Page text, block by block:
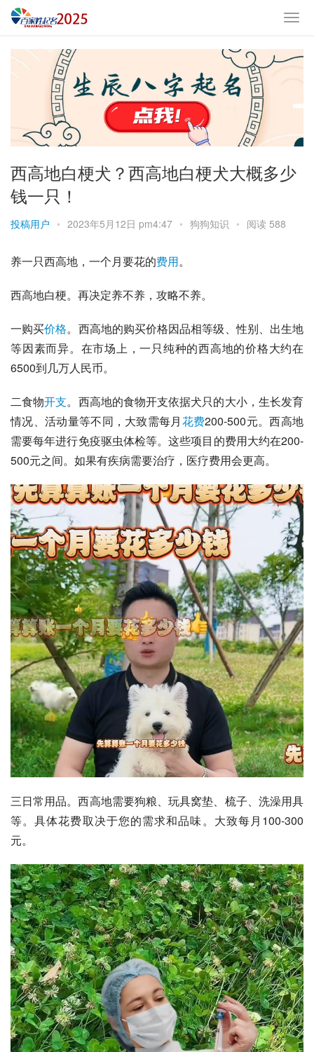
西高地白梗犬？西高地白梗犬大概多少
钱一只！
投稿用户 • 2023年5月12日 pm4:47 • 狗狗知识 • 阅读 588
养一只西高地，一个月要花的费用。
西高地白梗。再决定养不养，攻略不养。
一购买价格。西高地的购买价格因品相等级、性别、出生地
等因素而异。在市场上，一只纯种的西高地的价格大约在
6500到几万人民币。
二食物开支。西高地的食物开支依据犬只的大小，生长发育
情况、活动量等不同，大致需每月花费200-500元。西高地
需要每年进行免疫驱虫体检等。这些项目的费用大约在200-
500元之间。如果有疾病需要治疗，医疗费用会更高。
三日常用品。西高地需要狗粮、玩具窝垫、梳子、洗澡用具
等。具体花费取决于您的需求和品味。大致每月100-300
元。